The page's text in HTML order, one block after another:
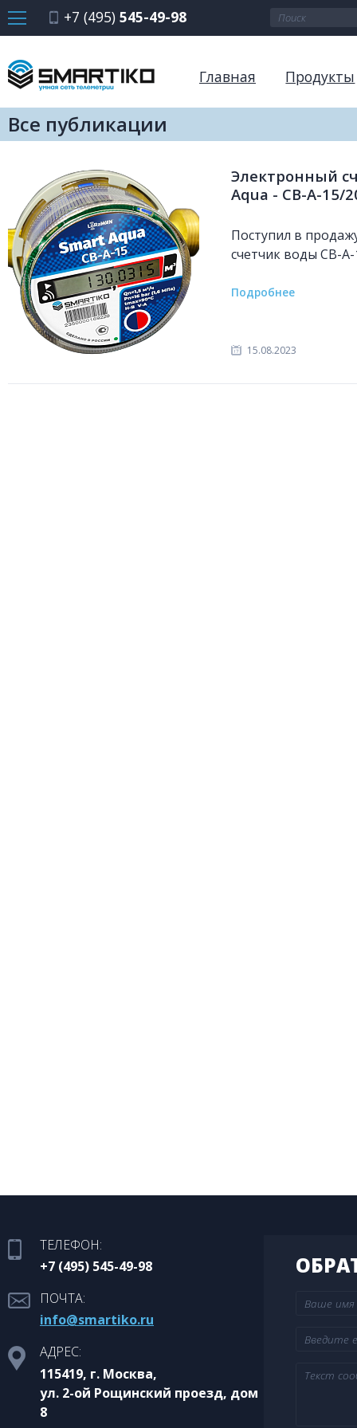
+7 (495) 545-49-98
Главная Продукты
Все публикации
Электронный
Aqua - СВ-А-15/
Поступил в
счетчик воды СВ-А-
Подробнее
15.08.2023
ТЕЛЕФОН:
+7 (495) 545-49-98
ПОЧТА:
info@smartiko.ru
АДРЕС:
115419, г. Москва,
ул. 2-ой Рощинский проезд, дом
8